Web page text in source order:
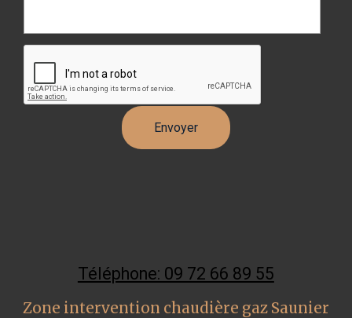
Téléphone: 09 72 66 89 55
Zone intervention chaudière gaz Saunier